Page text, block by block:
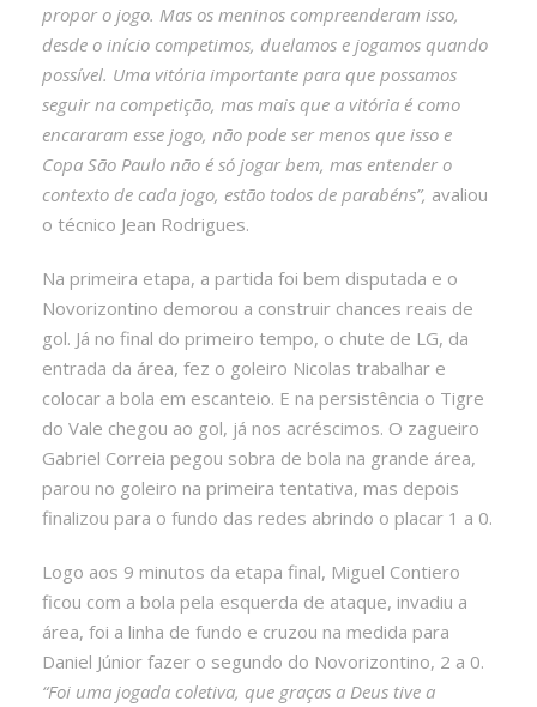
propor o jogo. Mas os meninos compreenderam isso,
desde o início competimos, duelamos e jogamos quando
possível. Uma vitória importante para que possamos
seguir na competição, mas mais que a vitória é como
encararam esse jogo, não pode ser menos que isso e
Copa São Paulo não é só jogar bem, mas entender o
contexto de cada jogo, estão todos de parabéns”, avaliou
o técnico Jean Rodrigues.
Na primeira etapa, a partida foi bem disputada e o
Novorizontino demorou a construir chances reais de
gol. Já no final do primeiro tempo, o chute de LG, da
entrada da área, fez o goleiro Nicolas trabalhar e
colocar a bola em escanteio. E na persistência o Tigre
do Vale chegou ao gol, já nos acréscimos. O zagueiro
Gabriel Correia pegou sobra de bola na grande área,
parou no goleiro na primeira tentativa, mas depois
finalizou para o fundo das redes abrindo o placar 1 a 0.
Logo aos 9 minutos da etapa final, Miguel Contiero
ficou com a bola pela esquerda de ataque, invadiu a
área, foi a linha de fundo e cruzou na medida para
Daniel Júnior fazer o segundo do Novorizontino, 2 a 0.
“Foi uma jogada coletiva, que graças a Deus tive a